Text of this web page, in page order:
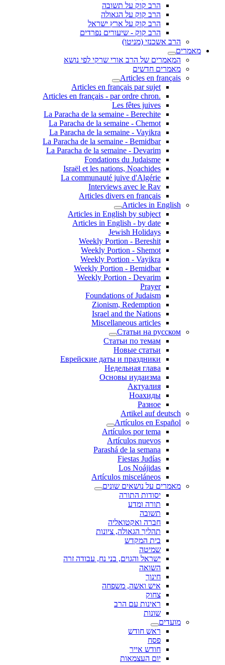
הרב קוק על תשובה
הרב קוק על הגאולה
הרב קוק על ארץ ישראל
הרב קוק - שיעורים נפרדים
הרב אשכנזי (מניטו)
מאמרים
המאמרים של הרב אורי שרקי לפי נושא
מאמרים חדשים
Articles en français
Articles en français par sujet
.Articles en français - par ordre chron
Les fêtes juives
La Paracha de la semaine - Berechite
La Paracha de la semaine - Chemot
La Paracha de la semaine - Vayikra
La Paracha de la semaine - Bemidbar
La Paracha de la semaine - Devarim
Fondations du Judaisme
Israël et les nations, Noachides
La communauté juive d'Algérie
Interviews avec le Rav
Articles divers en français
Articles in English
Articles in English by subject
Articles in English - by date
Jewish Holidays
Weekly Portion - Bereshit
Weekly Portion - Shemot
Weekly Portion - Vayikra
Weekly Portion - Bemidbar
Weekly Portion - Devarim
Prayer
Foundations of Judaism
Zionism, Redemption
Israel and the Nations
Miscellaneous articles
Статьи на русском
Статьи по темам
Новые статьи
Еврейские даты и праздники
Недельная глава
Основы иудаизма
Актуалия
Ноахиды
Разное
Artikel auf deutsch
Artículos en Español
Artículos por tema
Artículos nuevos
Parashá de la semana
Fiestas Judías
Los Noájidas
Artículos misceláneos
מאמרים על נושאים שונים
יסודות התורה
תורה ומדע
תשובה
חברה ואקטואליה
תהליך הגאולה, ציונות
בית המקדש
שמיטה
ישראל והגוים, בני נח, עבודה זרה
השואה
חינוך
איש ואשה, משפחה
צחוק
ראינות עם הרב
שונות
מועדים
ראש חודש
פסח
חודש אייר
יום העצמאות